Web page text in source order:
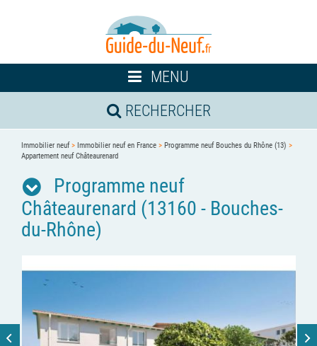
Toggle
navigation
MENU
RECHERCHER
Immobilier neuf> Immobilier neuf en France > Programme neuf Bouches du Rhône (13) >
Appartement neuf Châteaurenard
Programme neuf
Châteaurenard (13160 - Bouches-
du-Rhône)